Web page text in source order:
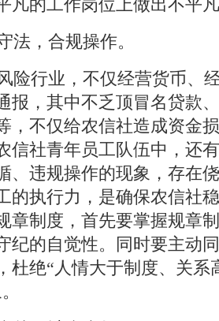
凡的工作岗位上做出不平
，合规操作。
险行业，不仅经营货币、
报，其中不乏顶冒名贷款
，不仅给农信社造成资金
信社青年员工队伍中，还
、违规操作的现象，存在
的执行力，是确保农信社
章制度，首先要掌握规章
纪的自觉性。同时要主动
杜绝“人情大于制度、关系